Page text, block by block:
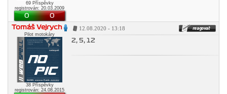
69 Příspěvky
registrován: 20.03.2009
0
0
Tomáš Vejrych
Pilot motokáry
38 Příspěvky
registrován: 24.08.2015
12.08.2020 - 13:18
2, 5, 12